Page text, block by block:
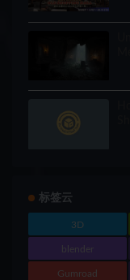
标签云
3D
blender
Gumroad